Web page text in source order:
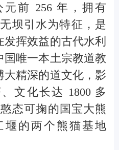
前 256 年，拥有
坝引水为特征，是
挥效益的古代水利
唯一本土宗教道教
大精深的道文化，影
文化长达 1800 多
态可掬的国宝大熊
堰的两个熊猫基地